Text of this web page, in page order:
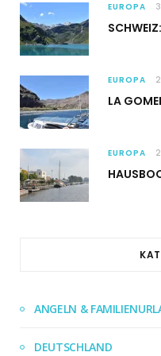
EUROPA
EUROPA
LA
EUROPA
ANGELN &
DEUTSCHLAND